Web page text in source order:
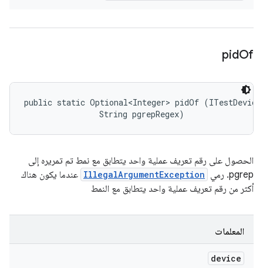
pidOf
public static Optional<Integer> pidOf
                String pgrepRegex)
الحصول على رقم تعريف عملية واحد يتطابق مع نمط تم تمريره إلى
pgrep. رمي
IllegalArgumentException عندما يكون هناك
أكثر من رقم تعريف عملية واحد يتطابق مع النمط
المعلمات
device